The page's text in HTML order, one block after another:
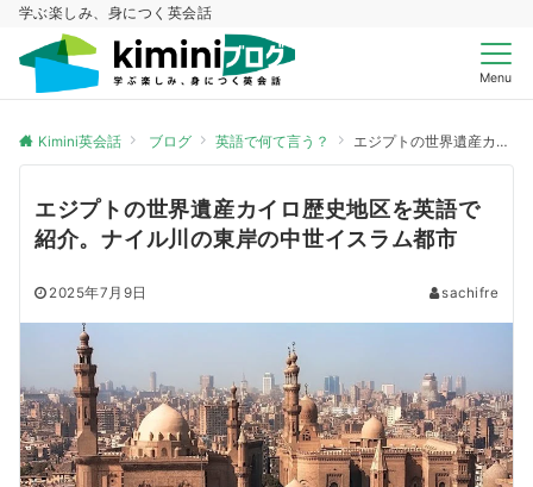
学ぶ楽しみ、身につく英会話
Menu
Kimini英会話 ブログ 英語で何て言う？ エジプトの世界遺産カイロ歴史地区を英語で紹介。ナイル川の東岸の中世イスラム都市
エジプトの世界遺産カイロ歴史地区を英語で
紹介。ナイル川の東岸の中世イスラム都市
2025年7月9日 sachifre